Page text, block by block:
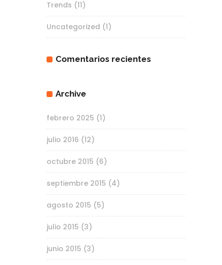
Trends (11)
Uncategorized (1)
Comentarios recientes
Archive
febrero 2025 (1)
julio 2016 (12)
octubre 2015 (6)
septiembre 2015 (4)
agosto 2015 (5)
julio 2015 (3)
junio 2015 (3)